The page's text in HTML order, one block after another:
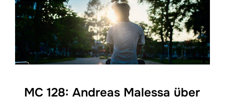
MC 128: Andreas Malessa über